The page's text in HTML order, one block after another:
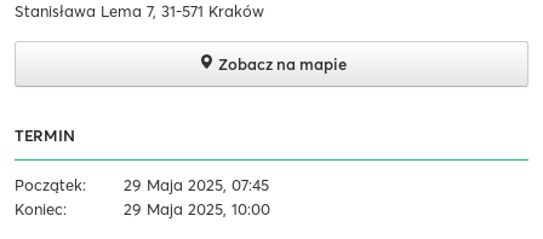
Stanisława Lema 7, 31-571 Kraków
Zobacz na mapie
TERMIN
Początek:
29 Maja 2025, 07:45
Koniec:
29 Maja 2025, 10:00